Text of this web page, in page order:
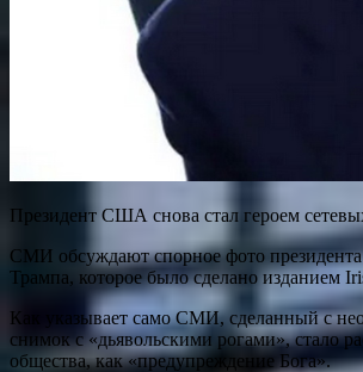
Президент США снова стал героем
СМИ обсуждают спорное фото
Трампа, которое было сделано изданием
Как указывает само СМИ, сделанный с
снимок с «дьявольскими рогами», стало
общества, как «предупреждение Бога».